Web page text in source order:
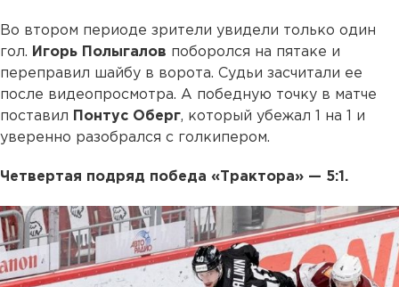
Во втором периоде зрители увидели только один
гол. Игорь Полыгалов поборолся на пятаке и
переправил шайбу в ворота. Судьи засчитали ее
после видеопросмотра. А победную точку в матче
поставил
Понтус Оберг, который убежал 1 на 1 и
уверенно разобрался с голкипером.
Четвертая подряд победа «Трактора» — 5:1.